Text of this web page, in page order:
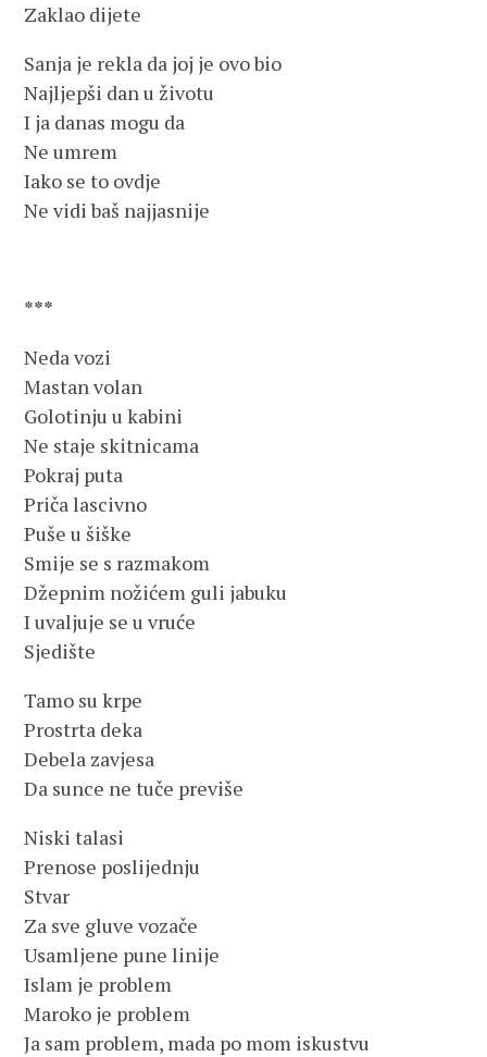
Zaklao dijete
Sanja je rekla da joj je ovo bio
Najljepši dan u životu
I ja danas mogu da
Ne umrem
Iako se to ovdje
Ne vidi baš najjasnije
***
Neda vozi
Mastan volan
Golotinju u kabini
Ne staje skitnicama
Pokraj puta
Priča lascivno
Puše u šiške
Smije se s razmakom
Džepnim nožićem guli jabuku
I uvaljuje se u vruće
Sjedište
Tamo su krpe
Prostrta deka
Debela zavjesa
Da sunce ne tuče previše
Niski talasi
Prenose poslijednju
Stvar
Za sve gluve vozače
Usamljene pune linije
Islam je problem
Maroko je problem
Ja sam problem, mada po mom iskustvu